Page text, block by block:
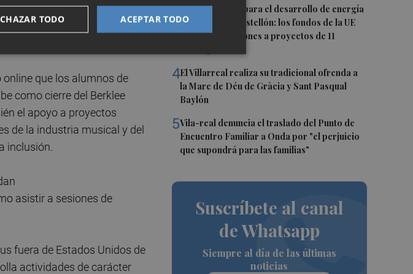
3Otra inyección para el desarrollo de energía
renovable en Castellón: los fondos de la UE
destinan 19 millones a proyectos de 11
4El Villarreal realiza su tradicional ofrenda a
la Mare de Déu de Gràcia y Sant Pasqual
Baylón
5Vila-real denuncia el traslado del Punto de
Encuentro Familiar a Onda por "el perjuicio
que supondrá para las familias"
Suscríbete al canal
de Whatsapp
Siempre al día de las últimas
noticias
Estamos muy
de estudiantes, a la vez
que los alumnos de
como cierre del Berklee
el apoyo a proyectos
de la industria musical y del
inclusión.
asistir a sesiones de
fuera de Estados Unidos de
actividades de carácter
ACEPTAR TODO
TODO